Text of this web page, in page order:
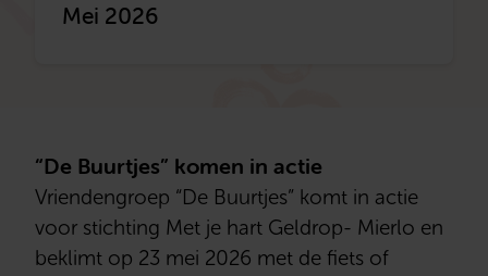
Mei 2026
“De Buurtjes” komen in actie
Vriendengroep “De Buurtjes” komt in actie
voor stichting Met je hart Geldrop- Mierlo en
beklimt op 23 mei 2026 met de fiets of